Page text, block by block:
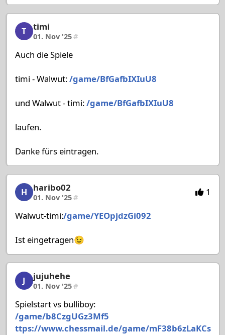
timi, 5/58, 01. Nov '25
T timi
01. Nov '25#
Auch die Spiele
timi - Walwut:/game/BfGafbIXIuU8
und Walwut - timi:/game/BfGafbIXIuU8
laufen.
Danke fürs eintragen.
haribo02, 6/58, 01. Nov '25
H haribo02
01. Nov '25# 1
Walwut-timi:/game/YEOpjdzGi092
Ist eingetragen😉
jujuhehe, 7/58, 01. Nov '25
J jujuhehe
01. Nov '25#
Spielstart vs bulliboy:
/game/b8CzgUGz3Mf5
ttps://www.chessmail.de/game/mF38b6zLaKCs